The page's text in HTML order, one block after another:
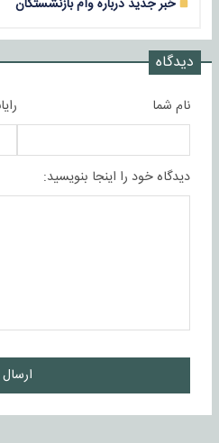
خبر جدید درباره وام بازنشستگان
دیدگاه
نام شما
دیدگاه خود را اینجا بنویسید:
ارسال